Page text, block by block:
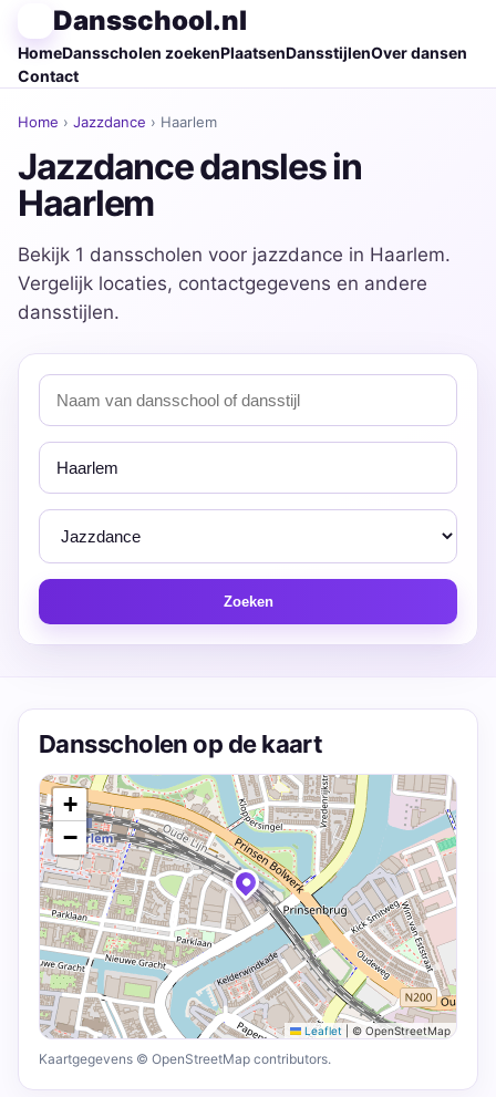
Dansschool.nl
HomeDansscholen zoekenPlaatsenDansstijlenOver dansen
Contact
Home › Jazzdance › Haarlem
Jazzdance dansles in
Haarlem
Bekijk 1 dansscholen voor jazzdance in Haarlem.
Vergelijk locaties, contactgegevens en andere
dansstijlen.
Zoeken
Dansscholen op de kaart
+
−
Leaflet © OpenStreetMap
Kaartgegevens © OpenStreetMap contributors.